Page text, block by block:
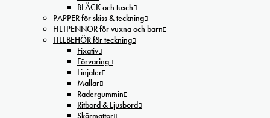
BLÄCK och tusch
PAPPER för skiss & teckning
FILTPENNOR för vuxna och barn
TILLBEHÖR för teckning
Fixativ
Förvaring
Linjaler
Mallar
Radergummin
Ritbord & Ljusbord
Skärmattor